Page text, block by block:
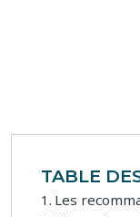
TABLE
Les